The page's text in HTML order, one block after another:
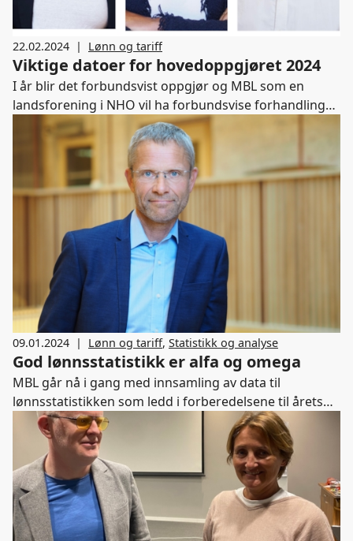
22.02.2024 | Lønn og tariff
Viktige datoer for hovedoppgjøret 2024
I år blir det forbundsvist oppgjør og MBL som en
landsforening i NHO vil ha forbundsvise forhandlinger
med våre parter på arbeidstakersiden. MBLs fem
tarifforhandlinger foregår i april og mai.
Frontfagsforhandlingene starter opp 18. mars og
setter da en ramme, slik at lønnsveksten skal holdes
innenfor rammer som konkurranseutsatt industri kan
tåle. Frontfagsforhandlingene består av Norsk Industri
og NHO på den ene siden og Fellesforbundet og LO på
den andre siden.
09.01.2024 | Lønn og tariff, Statistikk og analyse
God lønnsstatistikk er alfa og omega
MBL går nå i gang med innsamling av data til
lønnsstatistikken som ledd i forberedelsene til årets
hovedoppgjør. - Tallene brukes aktivt i forhandlingene
for å finne ut hvordan ulike lønnskrav påvirker
rammen, sier fagsjef Geir E Engen, som er ansvarlig
for lønnsstatistikken i MBL.